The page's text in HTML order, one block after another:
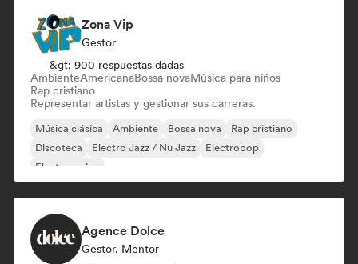
Zona Vip
Gestor
&gt; 900 respuestas dadas
AmbienteAmericanaBossa novaMúsica para niños
Rap cristiano
Representar artistas y gestionar sus carreras.
Música clásica Ambiente Bossa nova
Rap cristiano
Discoteca
Electro Jazz / Nu Jazz
Electropop
Electro swing
Agence Dolce
Gestor, Mentor